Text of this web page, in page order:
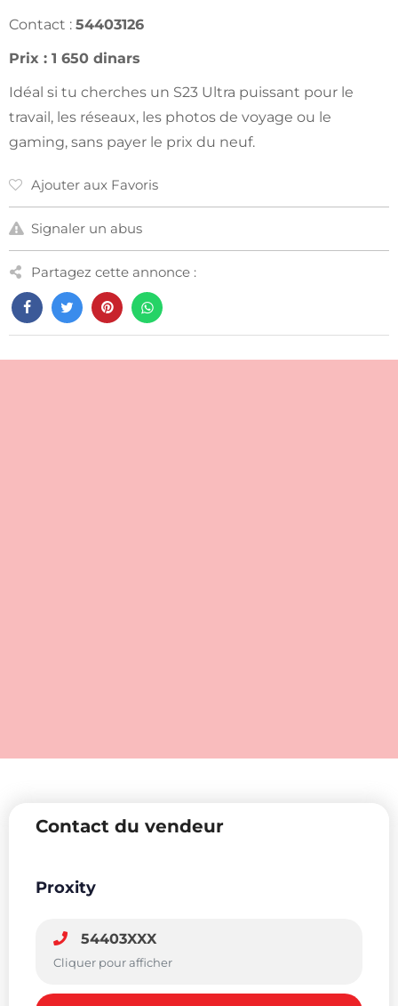
Contact : 54403126
Prix : 1 650 dinars
Idéal si tu cherches un S23 Ultra puissant pour le
travail, les réseaux, les photos de voyage ou le
gaming, sans payer le prix du neuf.
Ajouter aux Favoris
Signaler un abus
Partagez cette annonce :
Contact du vendeur
Proxity
54403XXX
Cliquer pour afficher